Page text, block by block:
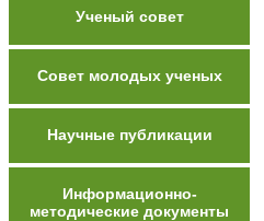
Ученый совет
Совет молодых ученых
Научные публикации
Информационно-
методические документы